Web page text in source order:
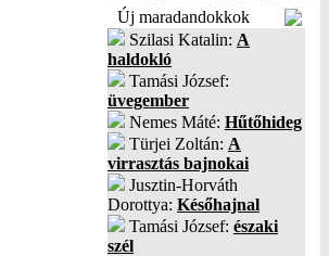
Új maradandokkok
Szilasi Katalin: A
haldokló
Tamási József:
üvegember
Nemes Máté: Hűtőhideg
Türjei Zoltán: A
virrasztás bajnokai
Jusztin-Horváth
Dorottya: Későhajnal
Tamási József: északi
szél